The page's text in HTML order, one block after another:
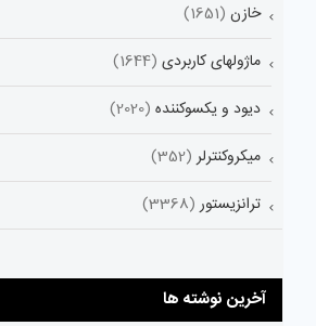
خازن (1651)
ماژولهای کاربردی (1644)
دیود و یکسوکننده (2020)
میکروکنترلر (352)
ترانزیستور (3368)
آخرین نوشته ها